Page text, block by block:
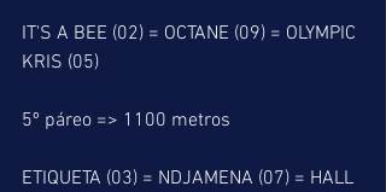
IT'S A BEE (02) = OCTANE (09) = OLYMPIC
KRIS (05)
5º páreo => 1100 metros
ETIQUETA (03) = NDJAMENA (07) = HALL